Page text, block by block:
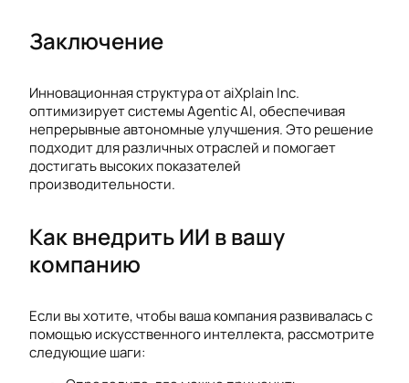
Заключение
Инновационная структура от aiXplain Inc.
оптимизирует системы Agentic AI, обеспечивая
непрерывные автономные улучшения. Это решение
подходит для различных отраслей и помогает
достигать высоких показателей
производительности.
Как внедрить ИИ в вашу
компанию
Если вы хотите, чтобы ваша компания развивалась с
помощью искусственного интеллекта, рассмотрите
следующие шаги: